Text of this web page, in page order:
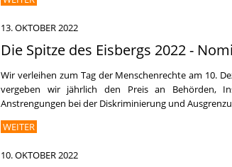
13. OKTOBER 2022
Die Spitze des Eisbergs 2022 -
Wir verleihen zum Tag der Menschenrechte am 10.
vergeben wir jährlich den Preis an Behörden,
Anstrengungen bei der Diskriminierung und
WEITER
10. OKTOBER 2022